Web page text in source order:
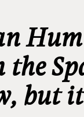
the
but